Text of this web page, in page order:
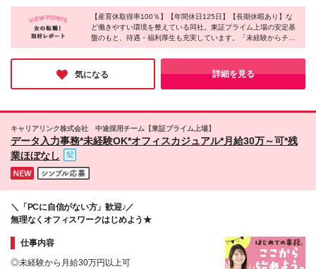
後は半期末(3月または9月)まで更新し、以降は半年ご
との契約更新 ・更新上限 なし
間分（3万6704円～）を含みます。超過分は別途支給
します 【8時間勤務の場合】 月給30万1,782円+賞与
年2回+交通費支給 ※みなし残業月20時間分（4万782
間中の給与や待遇に変動はありません）
ジェクト先 《主な配属エリア》 新宿区・豊島区・渋
谷区・港区・千代田区・中央区 ※駅チカ・大手企業オ
フィスでの勤務が中心です。 ※東京本社：東京都新宿
区西新宿2-1-1 新宿三井ビル33階 （変更の範囲）上記
を除く当社関連勤務地
【産育休取得率100％】【年間休日125日】【長期休暇あり】な
ど働きやすい環境を整えている同社。東証プライム上場の安定基
盤のもと、待遇・福利厚生も充実しています。「未経験からチャ
レンジしたい」「安定した環境で腰を据えて働きたい」といった
方が多数入社しているようです♪長期的なキャリア形成を望む方
にとって、理想的な環境なのではないでしょうか♪
気になる 詳細を見る
キャリアリンク株式会社 中途採用チーム【東証プライム上場】
データ入力事務*未経験OK*オフィスカジュアル*月給30万～可*残
業ほぼなし
＼「PCに自信がない方」歓迎♪／
無理なくオフィスワークはじめよう★
仕事内容
◎未経験から月給30万円以上可